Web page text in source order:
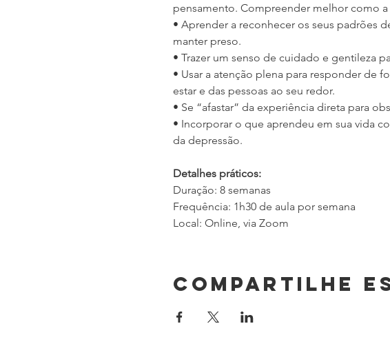
pensamento. Compreender melhor como
• Aprender a reconhecer os seus padrões
manter preso.
• Trazer um senso de cuidado e gentileza
• Usar a atenção plena para responder de
estar e das pessoas ao seu redor.
• Se “afastar” da experiência direta para
• Incorporar o que aprendeu em sua vida
da depressão.
Detalhes práticos:
Duração: 8 semanas
Frequência: 1h30 de aula por semana
Local: Online, via Zoom
Compartilhe